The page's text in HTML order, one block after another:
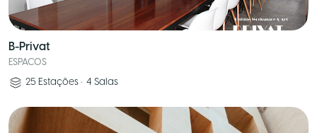
B-Privat
ESPACOS
25 Estações • 4 Salas